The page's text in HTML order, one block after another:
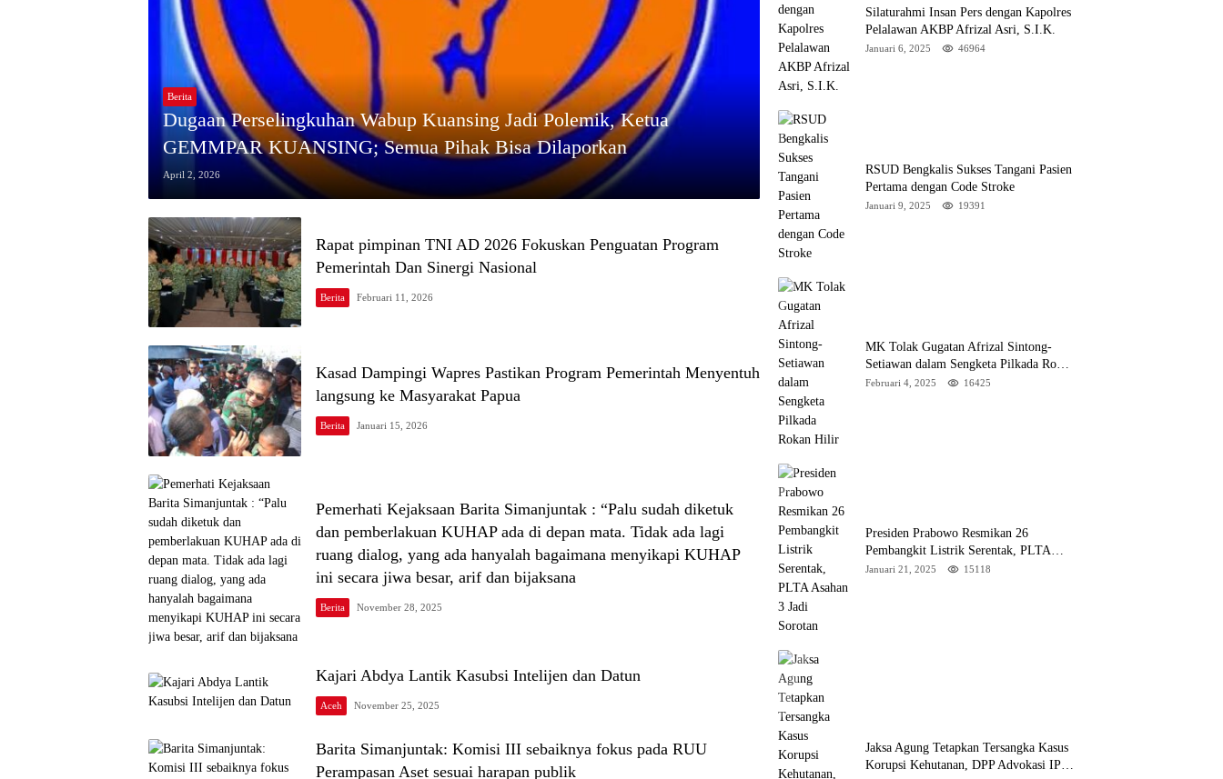
Berita
Dugaan Perselingkuhan Wabup Kuansing Jadi Polemik, Ketua
GEMMPAR KUANSING; Semua Pihak Bisa Dilaporkan
April 2, 2026
Rapat pimpinan TNI AD 2026 Fokuskan Penguatan Program
Pemerintah Dan Sinergi Nasional
Berita Februari 11, 2026
Kasad Dampingi Wapres Pastikan Program Pemerintah Menyentuh
langsung ke Masyarakat Papua
Berita Januari 15, 2026
Pemerhati Kejaksaan Barita Simanjuntak : “Palu sudah diketuk
dan pemberlakuan KUHAP ada di depan mata. Tidak ada lagi
ruang dialog, yang ada hanyalah bagaimana menyikapi KUHAP
ini secara jiwa besar, arif dan bijaksana
Berita November 28, 2025
Kajari Abdya Lantik Kasubsi Intelijen dan Datun
Aceh November 25, 2025
Barita Simanjuntak: Komisi III sebaiknya fokus pada RUU
Perampasan Aset sesuai harapan publik
Silaturahmi Insan Pers dengan Kapolres
Pelalawan AKBP Afrizal Asri, S.I.K.
Januari 6, 2025 46964
RSUD Bengkalis Sukses Tangani Pasien
Pertama dengan Code Stroke
Januari 9, 2025 19391
MK Tolak Gugatan Afrizal Sintong-
Setiawan dalam Sengketa Pilkada Rokan
Hilir
Februari 4, 2025 16425
Presiden Prabowo Resmikan 26
Pembangkit Listrik Serentak, PLTA
Asahan 3 Jadi Sorotan
Januari 21, 2025 15118
Jaksa Agung Tetapkan Tersangka Kasus
Korupsi Kehutanan, DPP Advokasi IPJI